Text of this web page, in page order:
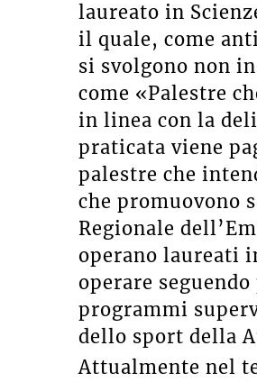
laureato in
il quale, come
si svolgono non
come «Palestre
in linea con la
praticata viene
palestre che
che promuovono
Regionale
operano laureati
operare
programmi
dello sport della
Attualmente nel